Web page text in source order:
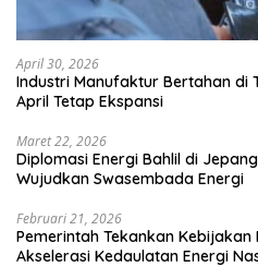
April 30, 2026
Industri Manufaktur Bertahan di
April Tetap Ekspansi
Maret 22, 2026
Diplomasi Energi Bahlil di
Wujudkan Swasembada Energi
Februari 21, 2026
Pemerintah Tekankan
Akselerasi Kedaulatan Energi